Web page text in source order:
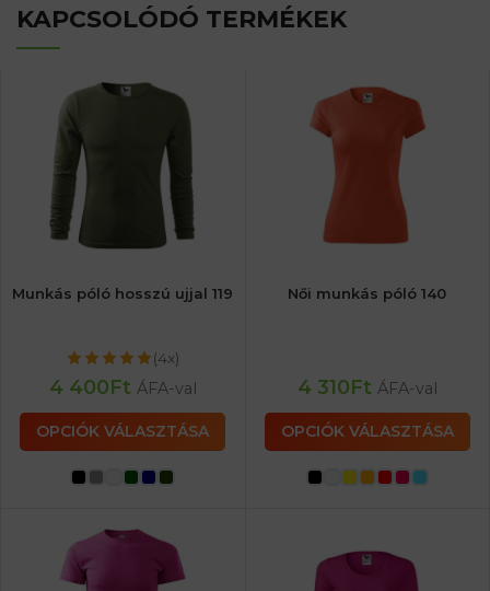
KAPCSOLÓDÓ TERMÉKEK
Munkás póló hosszú ujjal 119
(4x)
4 400Ft ÁFA-val
OPCIÓK VÁLASZTÁSA
Női munkás póló 140
4 310Ft ÁFA-val
OPCIÓK VÁLASZTÁSA